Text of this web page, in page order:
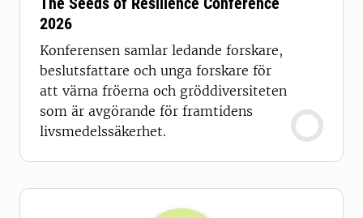
2026
Konferensen samlar ledande forskare,
beslutsfattare och unga forskare för
att värna fröerna och gröddiversiteten
som är avgörande för framtidens
livsmedelssäkerhet.